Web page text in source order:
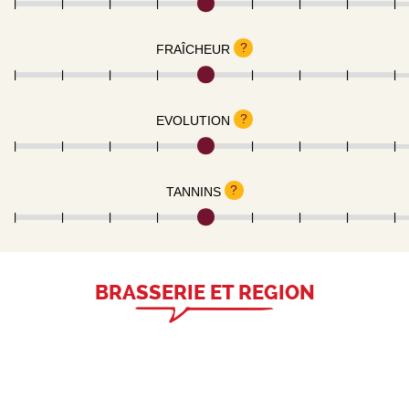
FRAÎCHEUR ?
EVOLUTION ?
TANNINS ?
BRASSERIE ET REGION